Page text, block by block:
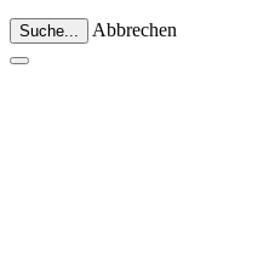
Suche... Abbrechen